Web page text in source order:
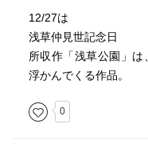
12/27は
浅草仲見世記念日
所収作「浅草公園」は
浮かんでくる作品。
0